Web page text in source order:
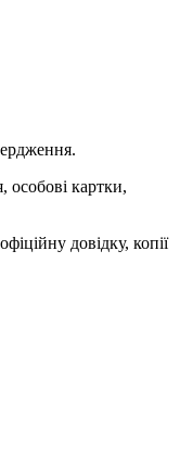
особові картки,
довідку, копії